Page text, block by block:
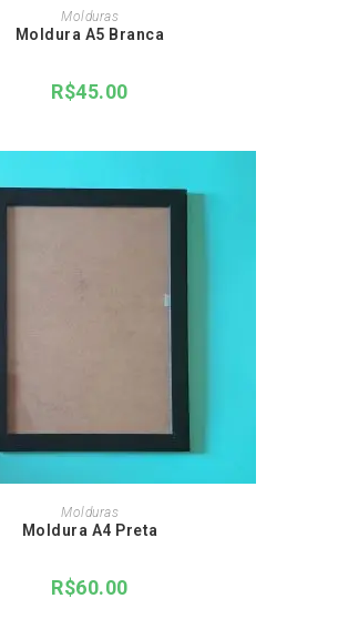
ADICIONAR AO CARRINHO
Molduras
Moldura A5 Branca
R$45.00
ADICIONAR AO CARRINHO
Molduras
Moldura A4 Preta
R$60.00